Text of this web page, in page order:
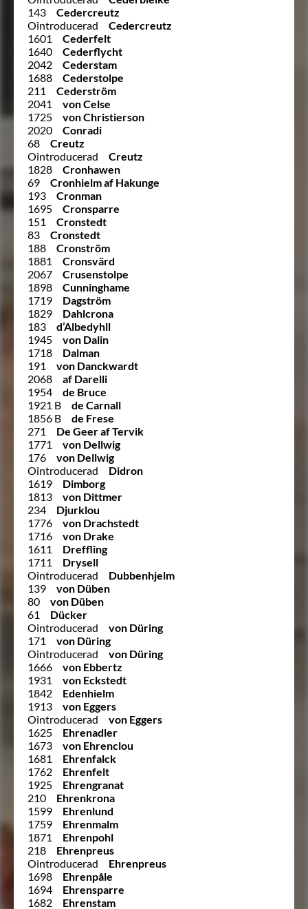
143
Cedercreutz
Ointroducerad
Cedercreutz
1601
Cederfelt
1640
Cederflycht
2042
Cederstam
1688
Cederstolpe
211
Cederström
2041
von Celse
1725
von Christierson
2020
Conradi
68
Creutz
Ointroducerad
Creutz
1828
Cronhawen
69
Cronhielm af Hakunge
193
Cronman
1695
Cronsparre
151
Cronstedt
83
Cronstedt
188
Cronström
1881
Cronsvärd
2067
Crusenstolpe
1898
Cunninghame
1719
Dagström
1829
Dahlcrona
183
d’Albedyhll
1945
von Dalin
1718
Dalman
191
von Danckwardt
2068
af Darelli
1954
de Bruce
1921 B
de Carnall
1856 B
de Frese
271
De Geer af Tervik
1771
von Dellwig
176
von Dellwig
Ointroducerad
Didron
1619
Dimborg
1813
von Dittmer
234
Djurklou
1776
von Drachstedt
1716
von Drake
1611
Dreffling
1711
Drysell
Ointroducerad
Dubbenhjelm
139
von Düben
80
von Düben
61
Dücker
Ointroducerad
von Düring
171
von Düring
Ointroducerad
von Düring
1666
von Ebbertz
1931
von Eckstedt
1842
Edenhielm
1913
von Eggers
Ointroducerad
von Eggers
1625
Ehrenadler
1673
von Ehrenclou
1681
Ehrenfalck
1762
Ehrenfelt
1925
Ehrengranat
210
Ehrenkrona
1599
Ehrenlund
1759
Ehrenmalm
1871
Ehrenpohl
218
Ehrenpreus
Ointroducerad
Ehrenpreus
1698
Ehrenpåle
1694
Ehrensparre
1682
Ehrenstam